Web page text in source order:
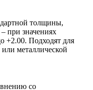
толщины,
при значениях
+2.00. Подходят для
металлической
со